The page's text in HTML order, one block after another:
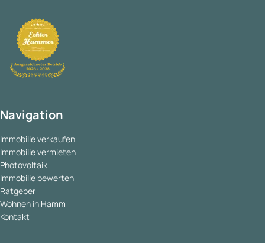
Navigation
Immobilie verkaufen
Immobilie vermieten
Photovoltaik
Immobilie bewerten
Ratgeber
Wohnen in Hamm
Kontakt